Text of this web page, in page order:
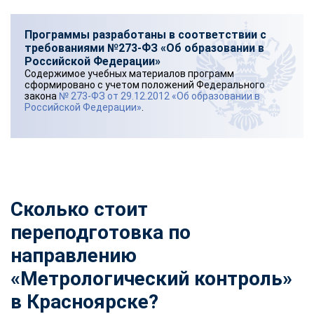
Программы разработаны в соответствии с
требованиями №273-ФЗ «Об образовании в
Российской Федерации»
Содержимое учебных материалов программ
сформировано с учетом положений Федерального
закона № 273-ФЗ от 29.12.2012 «Об образовании в
Российской Федерации»
Сколько стоит
переподготовка по
направлению
«Метрологический контроль»
в Красноярске?